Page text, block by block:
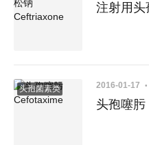
头孢菌素类 2016-01-17